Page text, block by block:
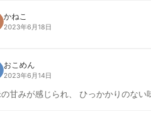
かねこ
2023年6月18日
おこめん
2023年6月14日